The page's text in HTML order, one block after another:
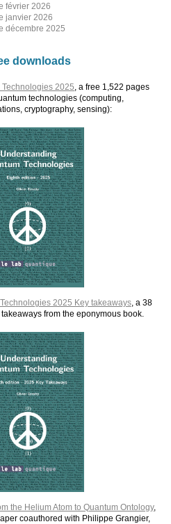
février 2026
janvier 2026
décembre 2025
downloads
2025 , a free 1,522 pages
technologies (computing,
cryptography, sensing):
2025 Key takeaways, a 38
from the eponymous book.
the Helium Atom to Quantum Ontology,
coauthored with Philippe Grangier,